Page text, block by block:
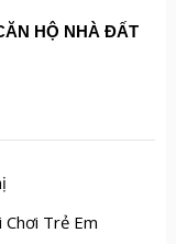
HỘ NHÀ ĐẤT
Chơi Trẻ Em